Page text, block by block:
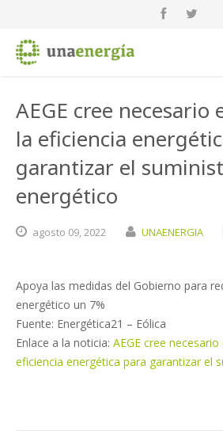
AEGE cree necesario
la eficiencia
garantizar el
energético
agosto 09,2022 UNAENERGIA
Apoya las medidas del Gobierno para
energético un 7%
Fuente: Energética21 – Eólica
Enlace a la noticia: AEGE cree
eficiencia energética para garantizar el